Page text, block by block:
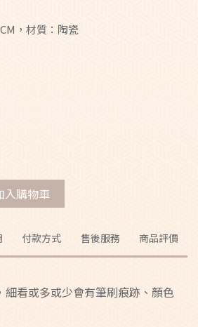
，材質：陶瓷
入購物車
付款方式 售後服務 商品評價
細看或多或少會有筆刷痕跡、顏色